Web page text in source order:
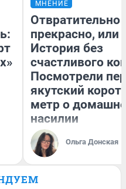
МНЕНИЕ
Отвратительно
прекрасно, или
История без
счастливого
Посмотрели
якутский
метр о
насилии
Ольга Донская